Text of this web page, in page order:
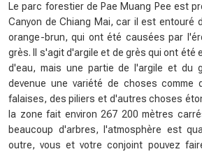
Le parc forestier de Pae Muang Pee est
Canyon de Chiang Mai, car il est entouré
orange-brun, qui ont été causées par
grès. Il s'agit d'argile et de grès qui ont été
d'eau, mais une partie de l'argile et du
devenue une variété de choses comme
falaises, des piliers et d'autres choses
la zone fait environ 267 200 mètres
beaucoup d'arbres, l'atmosphère est
outre, vous et votre conjoint pouvez